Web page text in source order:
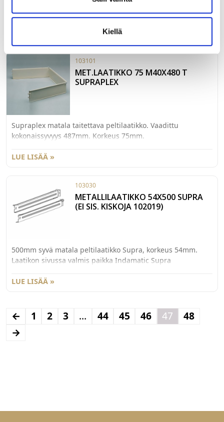
Kiellä
kovalevypohjalle. Suositllaan yli 500mm leveille pohjille.
103101
MET.LAATIKKO 75 M40X480 T
SUPRAPLEX
Supraplex matala taitettava peltilaatikko. Vaadittu
kokonaissyvyys 487mm. Korkeus 75mm.
LUE LISÄÄ »
103030
METALLILAATIKKO 54X500 SUPRA
(EI SIS. KISKOJA 102019)
500mm syvä matala peltilaatikko Supra, korkeus 54mm.
Laatikon sivussa valmis paikka Indamatic Supra
LUE LISÄÄ »
← 1 2 3 … 44 45 46 47
48
→